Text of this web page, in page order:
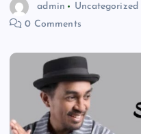
admin Uncategorized
0 Comments